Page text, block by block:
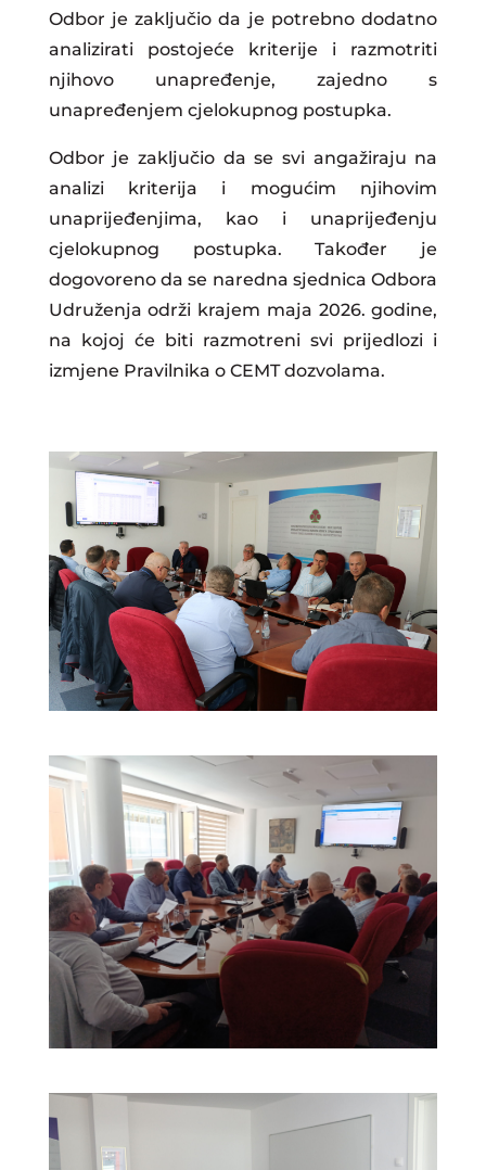
Odbor je zaključio da je potrebno dodatno
analizirati postojeće kriterije i razmotriti
njihovo unapređenje, zajedno s
unapređenjem cjelokupnog postupka.
Odbor je zaključio da se svi angažiraju na
analizi kriterija i mogućim njihovim
unaprijeđenjima, kao i unaprijeđenju
cjelokupnog postupka. Također je
dogovoreno da se naredna sjednica Odbora
Udruženja održi krajem maja 2026. godine,
na kojoj će biti razmotreni svi prijedlozi i
izmjene Pravilnika o CEMT dozvolama.